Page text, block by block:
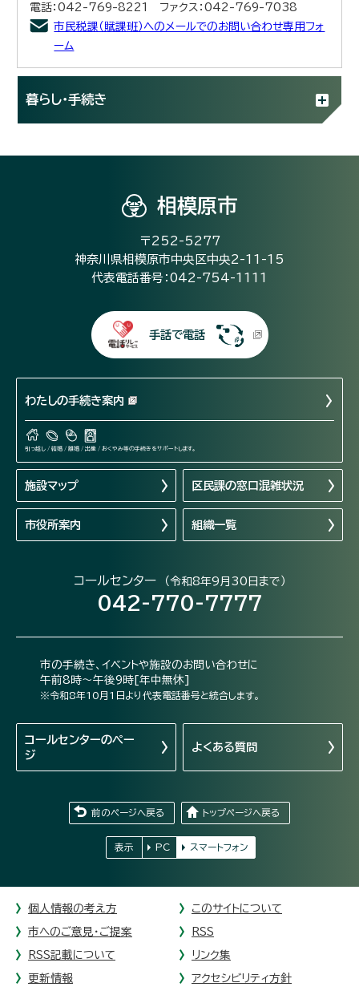
電話：042-769-8221 ファクス：042-769-7038
市民税課（賦課班）へのメールでのお問い合わせ専用フォ
ーム
暮らし・手続き
相模原市
〒252-5277
神奈川県相模原市中央区中央2-11-15
代表電話番号：042-754-1111
手話で電話
わたしの手続き案内
引っ越し / 結婚 / 離婚 / 出産 / おくやみ等の手続きをサポートします。
施設マップ 区民課の窓口混雑状況
市役所案内 組織一覧
コールセンター （令和8年9月30日まで）
042-770-7777
市の手続き、イベントや施設のお問い合わせに
午前8時～午後9時[年中無休]
※令和8年10月1日より代表電話番号と統合します。
コールセンターのペー
ジ
よくある質問
前のページへ戻る トップページへ戻る
表示 PC スマートフォン
個人情報の考え方 このサイトについて
市へのご意見・ご提案 RSS
RSS記載について リンク集
更新情報 アクセシビリティ方針